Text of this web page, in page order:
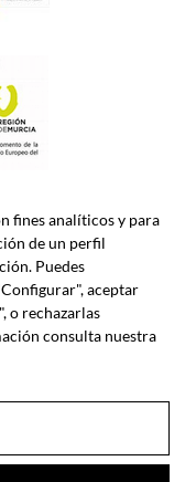
especializada en
así como
de Sociedades
fines analíticos y para
de un perfil
Puedes
aceptar
o rechazarlas
consulta nuestra